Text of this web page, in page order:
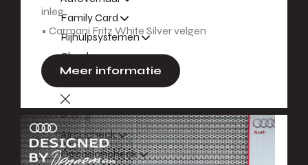
Family Card
Rijhulpsystemen
Checks
Menu
Terug
Aircocheck
Occasioncheck
inleg
• Carmani Fritz White Silver velgen
Meer informatie